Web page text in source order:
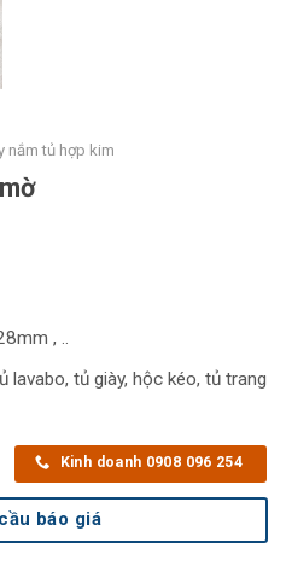
nắm tủ hợp kim
, ..
lavabo, tủ giày, hộc kéo, tủ trang
Kinh doanh 0908 096 254
báo giá